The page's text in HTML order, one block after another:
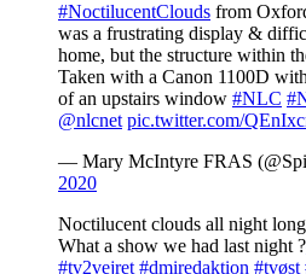
#NoctilucentClouds from
was a frustrating display &
home, but the structure within
Taken with a Canon 1100D
of an upstairs window #NLC
@nlcnet pic.twitter.com/
— Mary McIntyre FRAS
2020
Noctilucent clouds all night
What a show we had last night ?
#tv2vejret #dmiredaktion #tvøst